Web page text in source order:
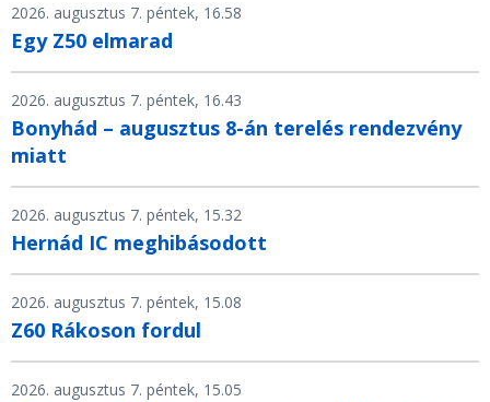
2026. augusztus 7. péntek, 16.58
Egy Z50 elmarad
2026. augusztus 7. péntek, 16.43
Bonyhád – augusztus 8-án terelés rendezvény
miatt
2026. augusztus 7. péntek, 15.32
Hernád IC meghibásodott
2026. augusztus 7. péntek, 15.08
Z60 Rákoson fordul
2026. augusztus 7. péntek, 15.05